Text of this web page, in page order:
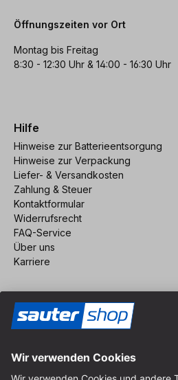
Öffnungszeiten vor Ort
Montag bis Freitag
8:30 - 12:30 Uhr & 14:00 - 16:30 Uhr
Hilfe
Hinweise zur Batterieentsorgung
Hinweise zur Verpackung
Liefer- & Versandkosten
Zahlung & Steuer
Kontaktformular
Widerrufsrecht
FAQ-Service
Über uns
Karriere